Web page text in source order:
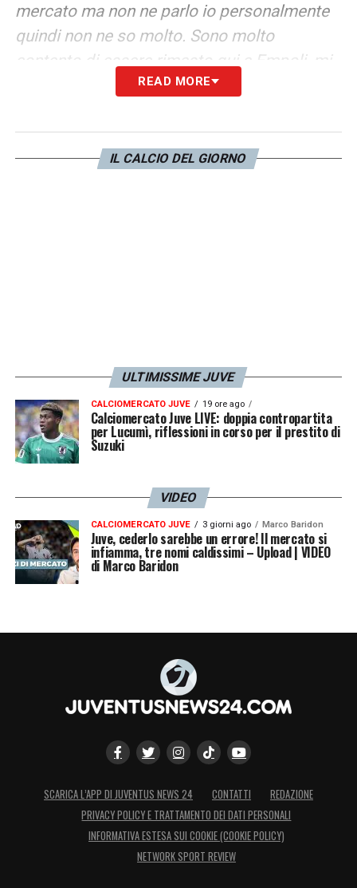
mercato ma non ne parlo io personalmente
quindi non ne so molto. Sono molto
contento di essere rimasto qui a Empoli, mi
ha fatto molto piacere continuare a far parte
essere qui e voglio raggiungere gli obiettivi
che ci siamo prefissati. Pronto per una big?
READ MORE
IL CALCIO DEL GIORNO
ULTIMISSIME JUVE
CALCIOMERCATO JUVE 19 ore ago
Calciomercato Juve LIVE: doppia contropartita
per Lucumì, riflessioni in corso per il prestito di
Suzuki
VIDEO
CALCIOMERCATO JUVE 3 giorni ago Marco Baridon
Juve, cederlo sarebbe un errore! Il mercato si
infiamma, tre nomi caldissimi – Upload | VIDEO
di Marco Baridon
SCARICA L’APP DI JUVENTUS NEWS 24 CONTATTI
REDAZIONE
PRIVACY POLICY E TRATTAMENTO DEI DATI PERSONALI
INFORMATIVA ESTESA SUI COOKIE (COOKIE POLICY)
NETWORK SPORT REVIEW